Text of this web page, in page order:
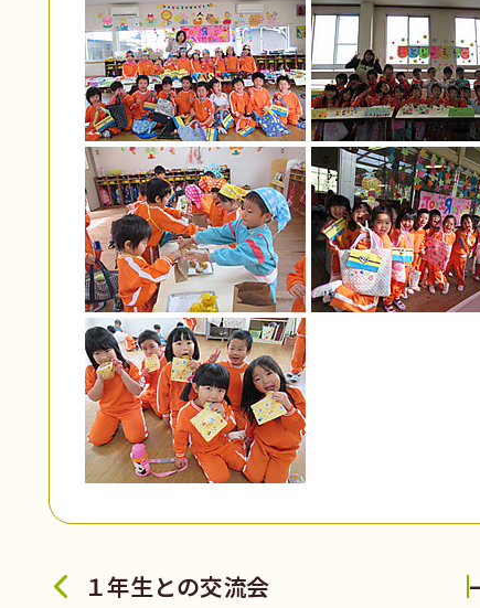
１年生との交流会